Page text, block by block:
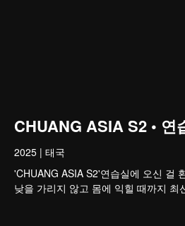
CHUANG ASIA S2 •
2025 | 태국
'CHUANG ASIA S2'연습실에 오신 걸
낮을 가리지 않고 몸에 익힐 때까지